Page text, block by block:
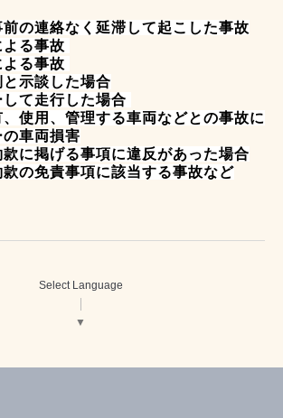
前の連絡なく延滞して起こした事故
よる事故
よる事故
と示談した場合
して走行した場合
、使用、管理する車両などとの事故に
車両損害
款に掲げる事項に違反があった場合
款の免責事項に該当する事故など
Select Language
▼